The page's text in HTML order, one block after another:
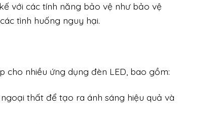
với các tính năng bảo vệ như bảo vệ
tình huống nguy hại.
cho nhiều ứng dụng đèn LED, bao gồm:
thất để tạo ra ánh sáng hiệu quả và